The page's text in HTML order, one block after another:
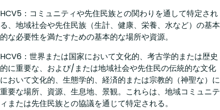
HCV5：コミュニティや先住民族との関わりを通して特定され
る、地域社会や先住民族（生計、健康、栄養、水など）の基本
的な必要性を満たすための基本的な場所や資源。
HCV6：世界または国家において文化的、考古学的または歴史
的に重要な、および/または地域社会や先住民の伝統的な文化
において文化的、生態学的、経済的または宗教的（神聖な）に
重要な場所、資源、生息地、景観。これらは、地域コミュニテ
ィまたは先住民族との協議を通じて特定される。